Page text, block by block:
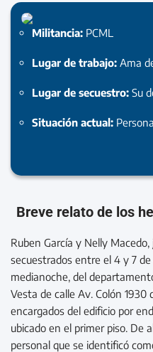
Militancia: PCML
Lugar de trabajo: Ama
Lugar de secuestro: Su
Situación actual:
Breve relato de los
Ruben García y Nelly
secuestrados entre el 4 y 7
medianoche, del
Vesta de calle Av. Colón 1930
encargados del edificio por
ubicado en el primer piso. De
personal que se identificó